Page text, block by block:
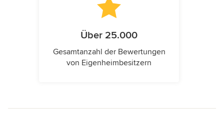
Über 25.000
Gesamtanzahl der Bewertungen
von Eigenheimbesitzern